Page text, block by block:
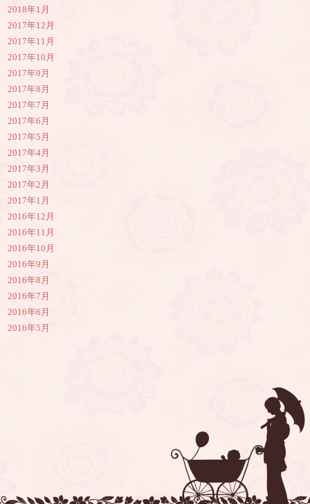
2018年1月
2017年12月
2017年11月
2017年10月
2017年9月
2017年8月
2017年7月
2017年6月
2017年5月
2017年4月
2017年3月
2017年2月
2017年1月
2016年12月
2016年11月
2016年10月
2016年9月
2016年8月
2016年7月
2016年6月
2016年5月